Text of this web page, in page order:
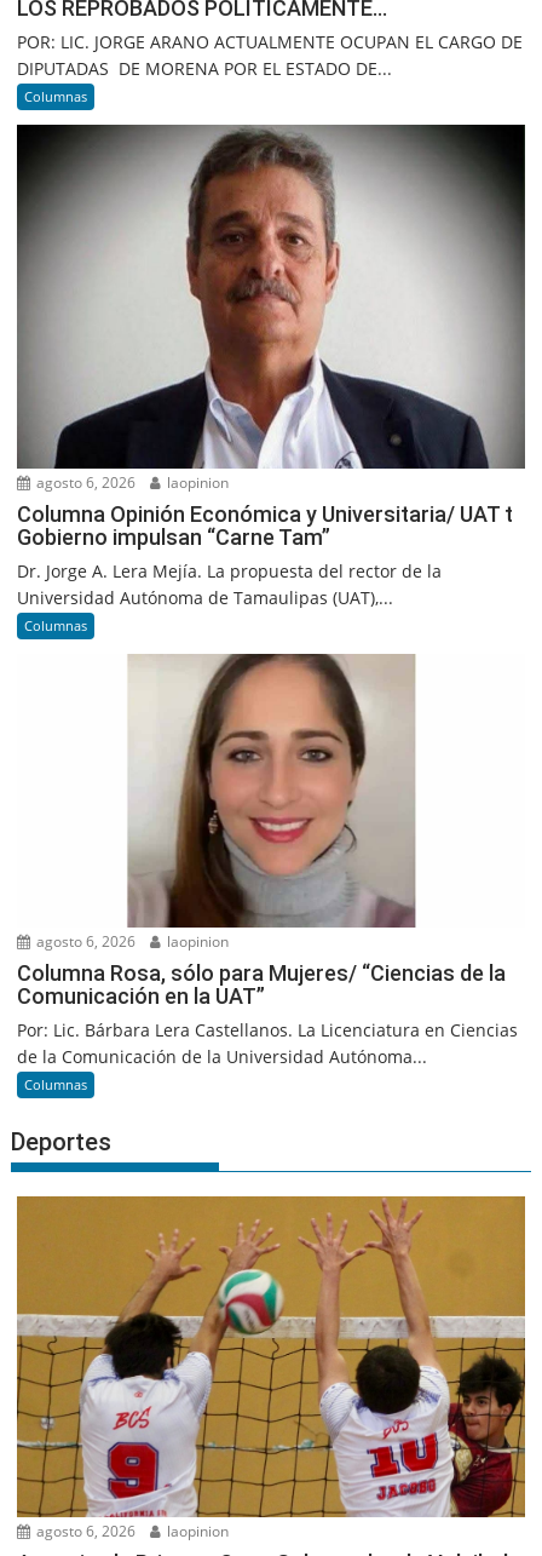
LOS REPROBADOS POLITICAMENTE…
POR: LIC. JORGE ARANO ACTUALMENTE OCUPAN EL CARGO DE
DIPUTADAS DE MORENA POR EL ESTADO DE...
Columnas
agosto 6, 2026 laopinion
Columna Opinión Económica y Universitaria/ UAT t
Gobierno impulsan “Carne Tam”
Dr. Jorge A. Lera Mejía. La propuesta del rector de la
Universidad Autónoma de Tamaulipas (UAT),...
Columnas
agosto 6, 2026 laopinion
Columna Rosa, sólo para Mujeres/ “Ciencias de la
Comunicación en la UAT”
Por: Lic. Bárbara Lera Castellanos. La Licenciatura en Ciencias
de la Comunicación de la Universidad Autónoma...
Columnas
Deportes
agosto 6, 2026 laopinion